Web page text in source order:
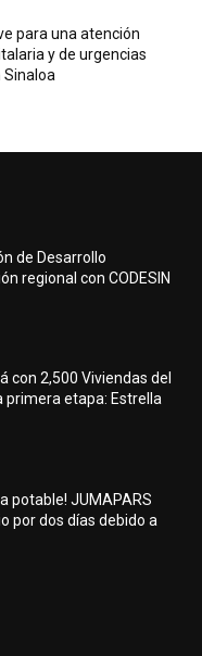
para una atención
y de urgencias
de Desarrollo
regional con CODESIN
con 2,500 Viviendas del
primera etapa: Estrella
potable! JUMAPARS
por dos días debido a